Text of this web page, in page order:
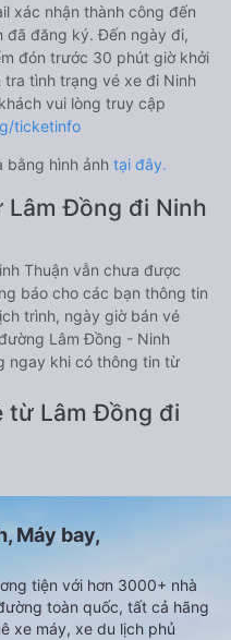
xác nhận thành công đến
đã đăng ký. Đến ngày đi,
đón trước 30 phút giờ khởi
tình trạng vé xe đi Ninh
vui lòng truy cập
ticketinfo
bằng hình ảnh tại đây.
Đồng đi Ninh
Thuận vẫn chưa được
báo cho các bạn thông tin
trình, ngày giờ bán vé
Lâm Đồng - Ninh
ngay khi có thông tin từ
từ Lâm Đồng đi
Máy bay,
tiện với hơn 3000+ nhà
toàn quốc, tất cả hãng
xe máy, xe du lịch phủ